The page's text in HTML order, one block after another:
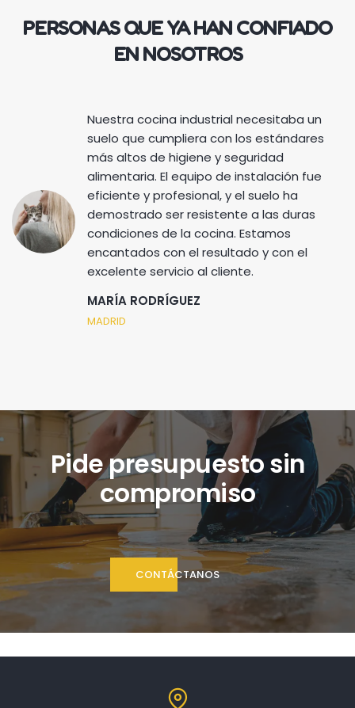
PERSONAS QUE YA HAN CONFIADO
EN NOSOTROS
Nuestra cocina industrial necesitaba un
suelo que cumpliera con los estándares
más altos de higiene y seguridad
alimentaria. El equipo de instalación fue
eficiente y profesional, y el suelo ha
demostrado ser resistente a las duras
condiciones de la cocina. Estamos
encantados con el resultado y con el
excelente servicio al cliente.
MARÍA RODRÍGUEZ
MADRID
Pide presupuesto sin
compromiso
CONTÁCTANOS